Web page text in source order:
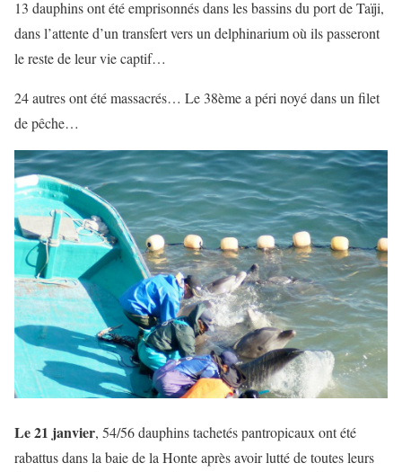
13 dauphins ont été emprisonnés dans les bassins du port de Taïji,
dans l’attente d’un transfert vers un delphinarium où ils passeront
le reste de leur vie captif…
24 autres ont été massacrés… Le 38ème a péri noyé dans un filet
de pêche…
Le 21 janvier, 54/56 dauphins tachetés pantropicaux ont été
rabattus dans la baie de la Honte après avoir lutté de toutes leurs